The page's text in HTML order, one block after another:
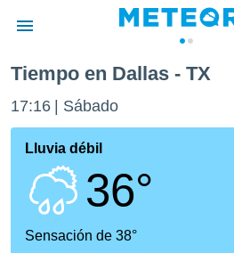
de
ha
para
que se
calidad.
a este
Tiempo en Dallas - TX
17:16 Sábado
Lluvia débil
36°
Sensación de 38°